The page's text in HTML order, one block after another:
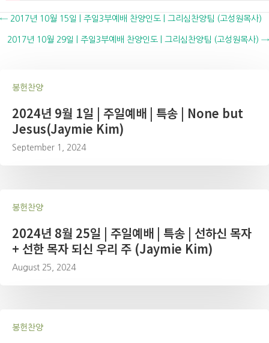
Posts
navigation
← 2017년 10월 15일 | 주일3부예배 찬양인도 | 그리심찬양팀 (고성원목사)
2017년 10월 29일 | 주일3부예배 찬양인도 | 그리심찬양팀 (고성원목사) →
봉헌찬양
2024년 9월 1일 | 주일예배 | 특송 | None but
Jesus(Jaymie Kim)
September 1, 2024
봉헌찬양
2024년 8월 25일 | 주일예배 | 특송 | 선하신 목자
+ 선한 목자 되신 우리 주 (Jaymie Kim)
August 25, 2024
봉헌찬양